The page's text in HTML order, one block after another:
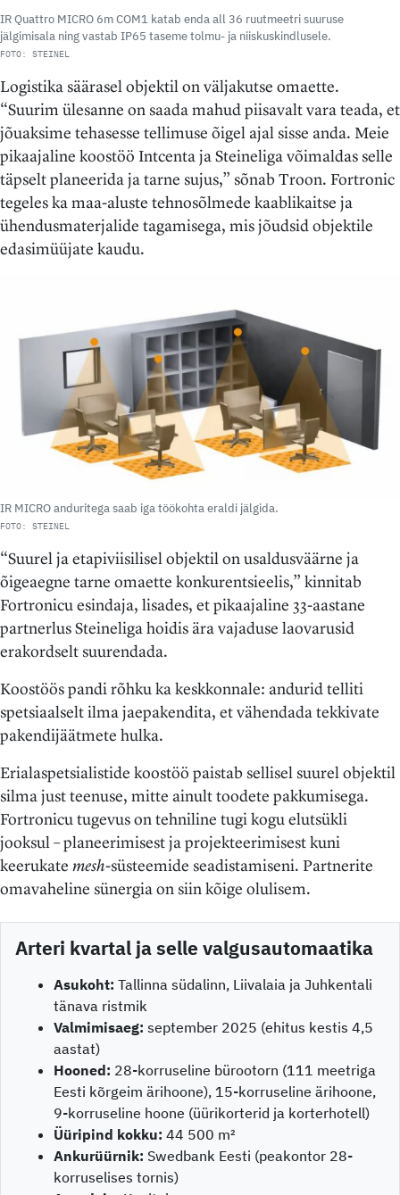
IR Quattro MICRO 6m COM1 katab enda all 36 ruutmeetri suuruse
jälgimisala ning vastab IP65 taseme tolmu- ja niiskuskindlusele.
FOTO: STEINEL
Logistika säärasel objektil on väljakutse omaette.
“Suurim ülesanne on saada mahud piisavalt vara teada, et
jõuaksime tehasesse tellimuse õigel ajal sisse anda. Meie
pikaajaline koostöö Intcenta ja Steineliga võimaldas selle
täpselt planeerida ja tarne sujus,” sõnab Troon. Fortronic
tegeles ka maa-aluste tehnosõlmede kaablikaitse ja
ühendusmaterjalide tagamisega, mis jõudsid objektile
edasimüüjate kaudu.
IR MICRO anduritega saab iga töökohta eraldi jälgida.
FOTO: STEINEL
“Suurel ja etapiviisilisel objektil on usaldusväärne ja
õigeaegne tarne omaette konkurentsieelis,” kinnitab
Fortronicu esindaja, lisades, et pikaajaline 33-aastane
partnerlus Steineliga hoidis ära vajaduse laovarusid
erakordselt suurendada.
Koostöös pandi rõhku ka keskkonnale: andurid telliti
spetsiaalselt ilma jaepakendita, et vähendada tekkivate
pakendijäätmete hulka.
Erialaspetsialistide koostöö paistab sellisel suurel objektil
silma just teenuse, mitte ainult toodete pakkumisega.
Fortronicu tugevus on tehniline tugi kogu elutsükli
jooksul – planeerimisest ja projekteerimisest kuni
keerukate mesh-süsteemide seadistamiseni. Partnerite
omavaheline sünergia on siin kõige olulisem.
Arteri kvartal ja selle valgusautomaatika
Asukoht: Tallinna südalinn, Liivalaia ja Juhkentali
tänava ristmik
Valmimisaeg: september 2025 (ehitus kestis 4,5
aastat)
Hooned: 28-korruseline bürootorn (111 meetriga
Eesti kõrgeim ärihoone), 15-korruseline ärihoone,
9-korruseline hoone (üürikorterid ja korterhotell)
Üüripind kokku: 44 500 m²
Ankurüürnik: Swedbank Eesti (peakontor 28-
korruselises tornis)